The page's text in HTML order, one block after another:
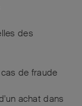
des
de fraude
achat dans